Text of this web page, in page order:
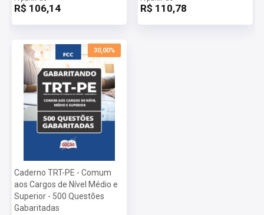
R$ 106,14 R$ 110,78
30,00%
Caderno TRT-PE - Comum
aos Cargos de Nível Médio e
Superior - 500 Questões
Gabaritadas